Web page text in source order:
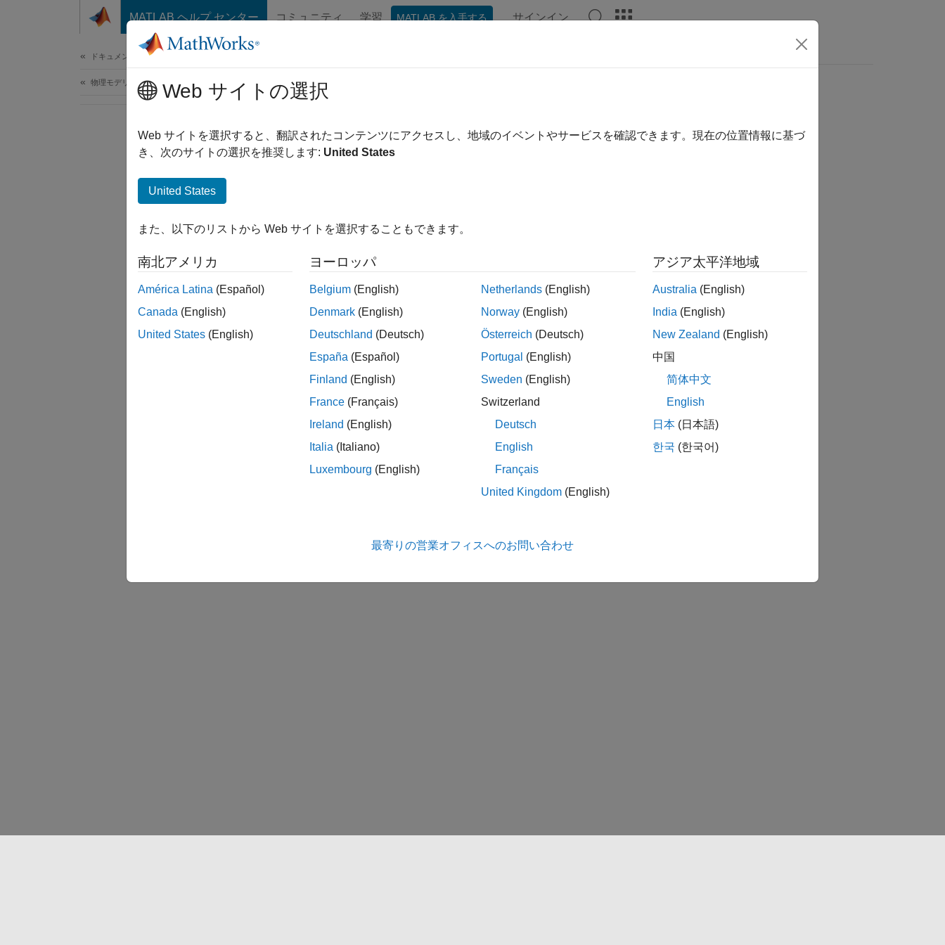
コンテンツへスキップ
MATLAB ヘルプ センター コミュニティ 学習 MATLAB を入手する サインイン
ドキュメンテーションのホーム
物理モデリング Web サイトの選択
Web サイトを選択すると、翻訳されたコンテンツにアクセスし、地域のイベントやサービスを確認できます。現在の位置情報に基づ
き、次のサイトの選択を推奨します: United States
United States
また、以下のリストから Web サイトを選択することもできます。
南北アメリカ
América Latina (Español)
Canada (English)
United States (English)
ヨーロッパ
Belgium (English)
Denmark (English)
Deutschland (Deutsch)
España (Español)
Finland (English)
France (Français)
Ireland (English)
Italia (Italiano)
Luxembourg (English)
Netherlands (English)
Norway (English)
Österreich (Deutsch)
Portugal (English)
Sweden (English)
Switzerland
Deutsch
English
Français
United Kingdom (English)
アジア太平洋地域
Australia (English)
India (English)
New Zealand (English)
中国
简体中文
English
日本 (日本語)
한국 (한국어)
最寄りの営業オフィスへのお問い合わせ